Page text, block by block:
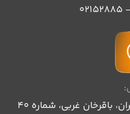
باقرخان غربی، شماره 40